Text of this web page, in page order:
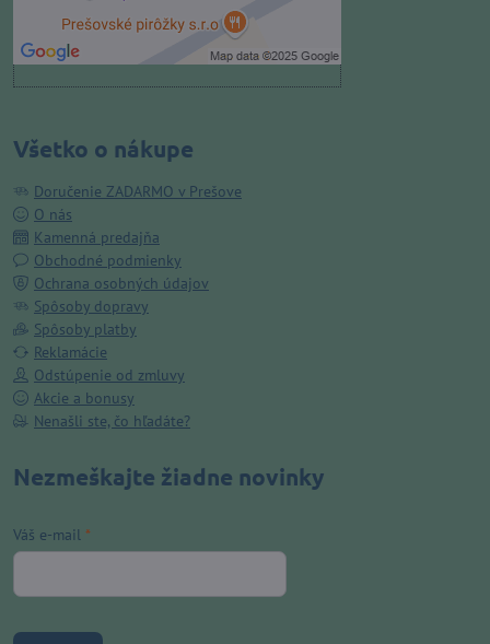
Otvoriť obsah v novom okne
Všetko o nákupe
Doručenie ZADARMO v Prešove
O nás
Kamenná predajňa
Obchodné podmienky
Ochrana osobných údajov
Spôsoby dopravy
Spôsoby platby
Reklamácie
Odstúpenie od zmluvy
Akcie a bonusy
Nenašli ste, čo hľadáte?
Nezmeškajte žiadne novinky
Váš e-mail *